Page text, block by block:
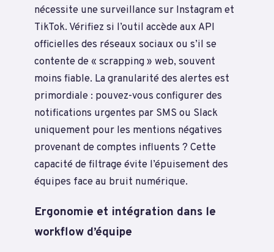
nécessite une surveillance sur Instagram et
TikTok. Vérifiez si l’outil accède aux API
officielles des réseaux sociaux ou s’il se
contente de « scrapping » web, souvent
moins fiable. La granularité des alertes est
primordiale : pouvez-vous configurer des
notifications urgentes par SMS ou Slack
uniquement pour les mentions négatives
provenant de comptes influents ? Cette
capacité de filtrage évite l’épuisement des
équipes face au bruit numérique.
Ergonomie et intégration dans le
workflow d’équipe